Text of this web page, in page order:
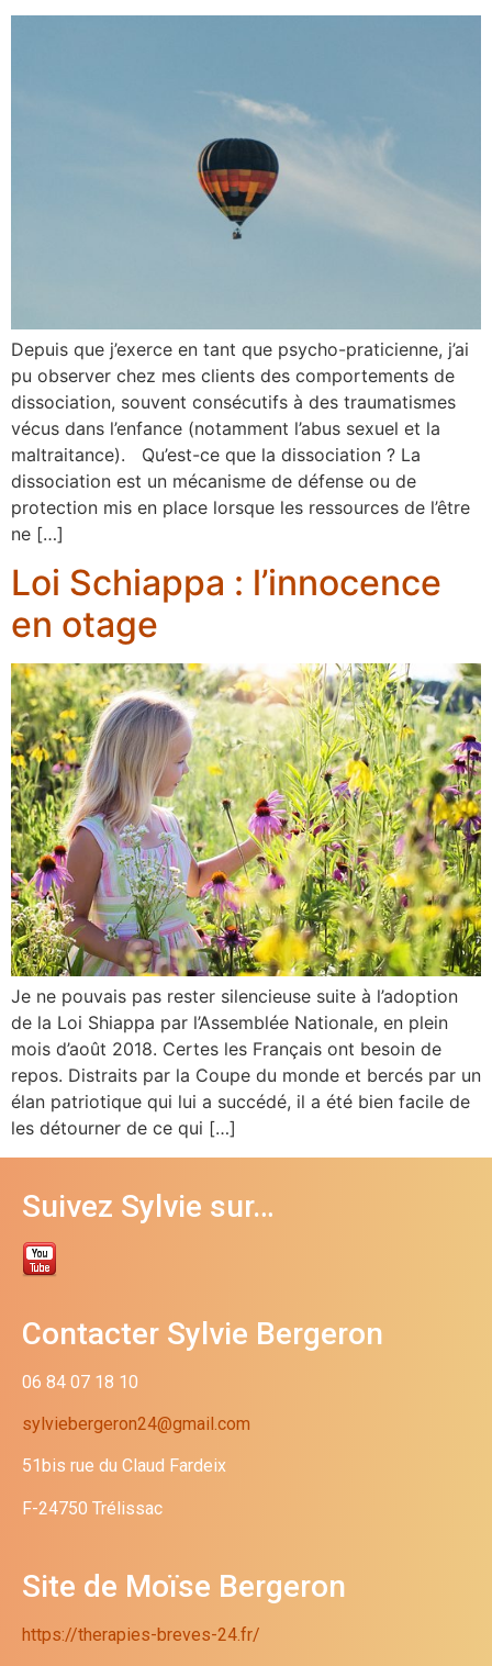
Depuis que j’exerce en tant que psycho-praticienne, j’ai
pu observer chez mes clients des comportements de
dissociation, souvent consécutifs à des traumatismes
vécus dans l’enfance (notamment l’abus sexuel et la
maltraitance). Qu’est-ce que la dissociation ? La
dissociation est un mécanisme de défense ou de
protection mis en place lorsque les ressources de l’être
ne […]
Loi Schiappa : l’innocence
en otage
Je ne pouvais pas rester silencieuse suite à l’adoption
de la Loi Shiappa par l’Assemblée Nationale, en plein
mois d’août 2018. Certes les Français ont besoin de
repos. Distraits par la Coupe du monde et bercés par un
élan patriotique qui lui a succédé, il a été bien facile de
les détourner de ce qui […]
Suivez Sylvie sur…
Contacter Sylvie Bergeron
06 84 07 18 10
sylviebergeron24@gmail.com
51bis rue du Claud Fardeix
F-24750 Trélissac
Site de Moïse Bergeron
https://therapies-breves-24.fr/